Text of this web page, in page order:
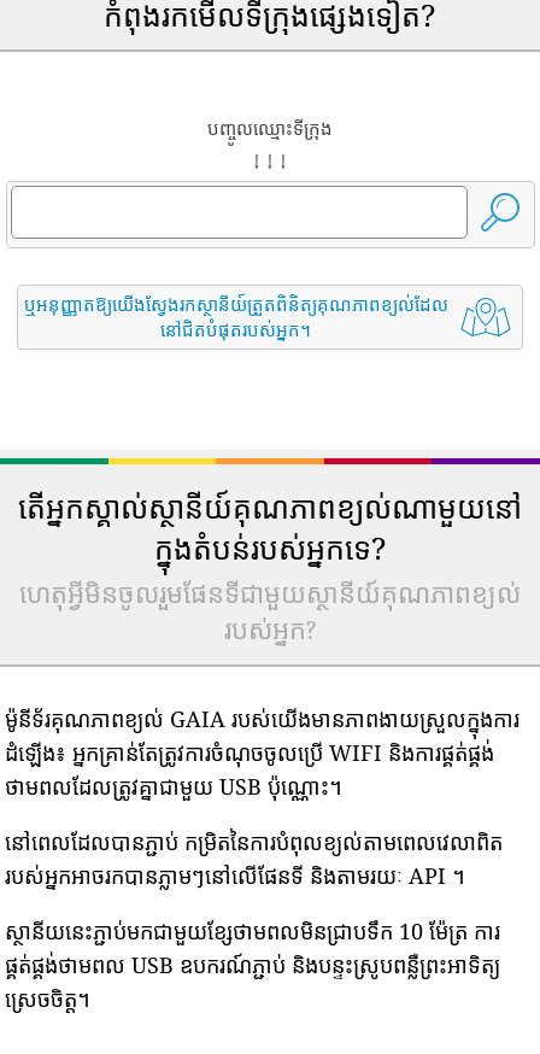
កំពុងរកមើលទីក្រុងផ្សេងទៀត?
បញ្ចូលឈ្មោះទីក្រុង
↓ ↓ ↓
ឬអនុញ្ញាតឱ្យយើងស្វែងរកស្ថានីយ៍ត្រួតពិនិត្យគុណភាពខ្យល់ដែល
នៅជិតបំផុតរបស់អ្នក។
តើអ្នកស្គាល់ស្ថានីយ៍គុណភាពខ្យល់ណាមួយនៅ
ក្នុងតំបន់របស់អ្នកទេ?
ហេតុអ្វីមិនចូលរួមផែនទីជាមួយស្ថានីយ៍គុណភាពខ្យល់
របស់អ្នក?
ម៉ូនីទ័រគុណភាពខ្យល់ GAIA របស់យើងមានភាពងាយស្រួលក្នុងការ
ដំឡើង៖ អ្នកគ្រាន់តែត្រូវការចំណុចចូលប្រើ WIFI និងការផ្គត់ផ្គង់
ថាមពលដែលត្រូវគ្នាជាមួយ USB ប៉ុណ្ណោះ។
នៅពេលដែលបានភ្ជាប់ កម្រិតនៃការបំពុលខ្យល់តាមពេលវេលាពិត
របស់អ្នកអាចរកបានភ្លាមៗនៅលើផែនទី និងតាមរយៈ API ។
ស្ថានីយនេះភ្ជាប់មកជាមួយខ្សែថាមពលមិនជ្រាបទឹក 10 ម៉ែត្រ ការ
ផ្គត់ផ្គង់ថាមពល USB ឧបករណ៍ភ្ជាប់ និងបន្ទះស្រូបពន្លឺព្រះអាទិត្យ
ស្រេចចិត្ត។